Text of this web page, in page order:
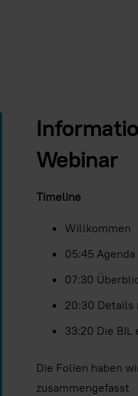
Webinar
Timeline
Willkommen
05:45 Agenda
07:30
20:30 Details
33:20 Die BIL
Die Folien haben
zusammengefasst